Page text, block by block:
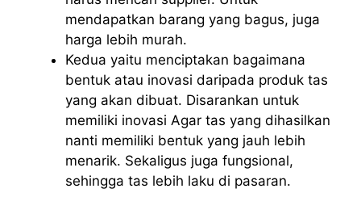
mendapatkan barang yang bagus, juga
harga lebih murah.
Kedua yaitu menciptakan bagaimana
bentuk atau inovasi daripada produk tas
yang akan dibuat. Disarankan untuk
memiliki inovasi Agar tas yang dihasilkan
nanti memiliki bentuk yang jauh lebih
menarik. Sekaligus juga fungsional,
sehingga tas lebih laku di pasaran.